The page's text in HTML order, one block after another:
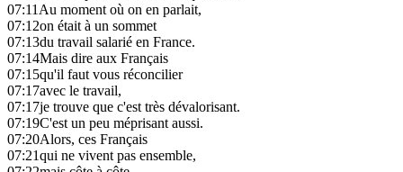
07:11Au moment où on en parlait,
07:12on était à un sommet
07:13du travail salarié en France.
07:14Mais dire aux Français
07:15qu'il faut vous réconcilier
07:17avec le travail,
07:17je trouve que c'est très dévalorisant.
07:19C'est un peu méprisant aussi.
07:20Alors, ces Français
07:21qui ne vivent pas ensemble,